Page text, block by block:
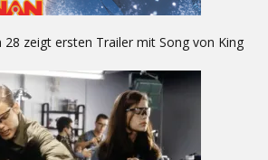
28 zeigt ersten Trailer mit Song von King